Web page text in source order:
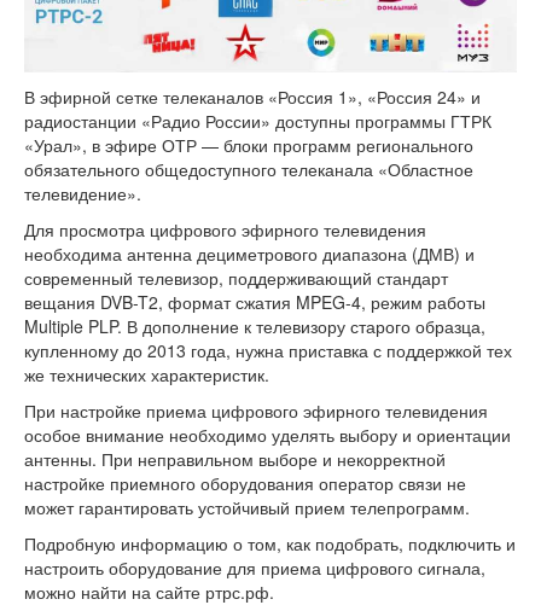
В эфирной сетке телеканалов «Россия 1», «Россия 24» и
радиостанции «Радио России» доступны программы ГТРК
«Урал», в эфире ОТР — блоки программ регионального
обязательного общедоступного телеканала «Областное
телевидение».
Для просмотра цифрового эфирного телевидения
необходима антенна дециметрового диапазона (ДМВ) и
современный телевизор, поддерживающий стандарт
вещания DVB-T2, формат сжатия MPEG-4, режим работы
Multiple PLP. В дополнение к телевизору старого образца,
купленному до 2013 года, нужна приставка с поддержкой тех
же технических характеристик.
При настройке приема цифрового эфирного телевидения
особое внимание необходимо уделять выбору и ориентации
антенны. При неправильном выборе и некорректной
настройке приемного оборудования оператор связи не
может гарантировать устойчивый прием телепрограмм.
Подробную информацию о том, как подобрать, подключить и
настроить оборудование для приема цифрового сигнала,
можно найти на сайте ртрс.рф.